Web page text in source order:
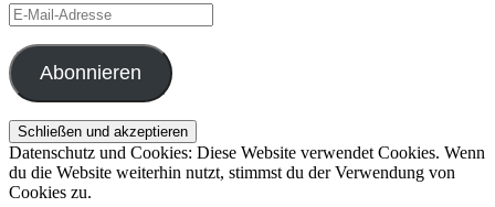
E-
Mail-
Adresse
Abonnieren
Datenschutz und Cookies: Diese Website verwendet Cookies. Wenn
du die Website weiterhin nutzt, stimmst du der Verwendung von
Cookies zu.